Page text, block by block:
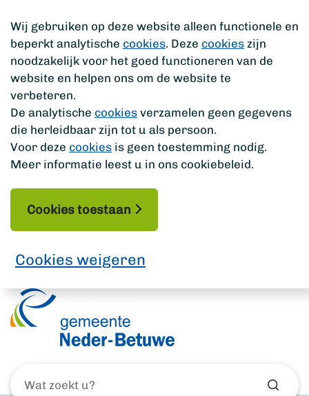
Wij gebruiken op deze website alleen functionele en
beperkt analytische cookies. Deze cookies zijn
noodzakelijk voor het goed functioneren van de
website en helpen ons om de website te
verbeteren.
De analytische cookies verzamelen geen gegevens
die herleidbaar zijn tot u als persoon.
Voor deze cookies is geen toestemming nodig.
Meer informatie leest u in ons cookiebeleid.
Cookies toestaan
Cookies weigeren
zoekt